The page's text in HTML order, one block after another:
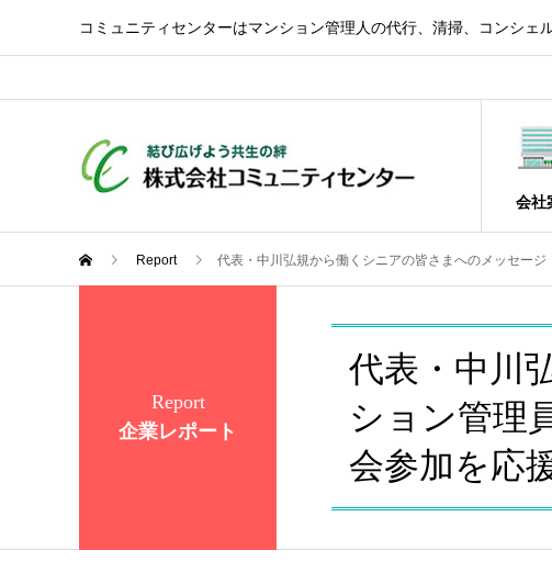
コミュニティセンターはマンション管理人の代行、清掃、コンシ
会社
Report 代表・中川弘規から働くシニアの皆さまへのメッセー
Report
企業レポート
代表・中川
ション管理
会参加を応